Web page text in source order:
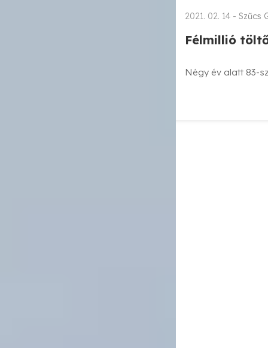
2021. 02. 14 - Szűcs
Félmillió
Négy év alatt 83-